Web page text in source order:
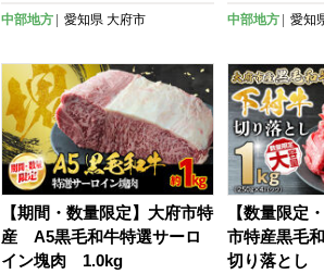
中部地方 愛知県 大府市 中部地方 愛知
【期間・数量限定】大府市特
産 A5黒毛和牛特選サーロ
イン塊肉 1.0kg
【数量限定
市特産黒毛
切り落とし